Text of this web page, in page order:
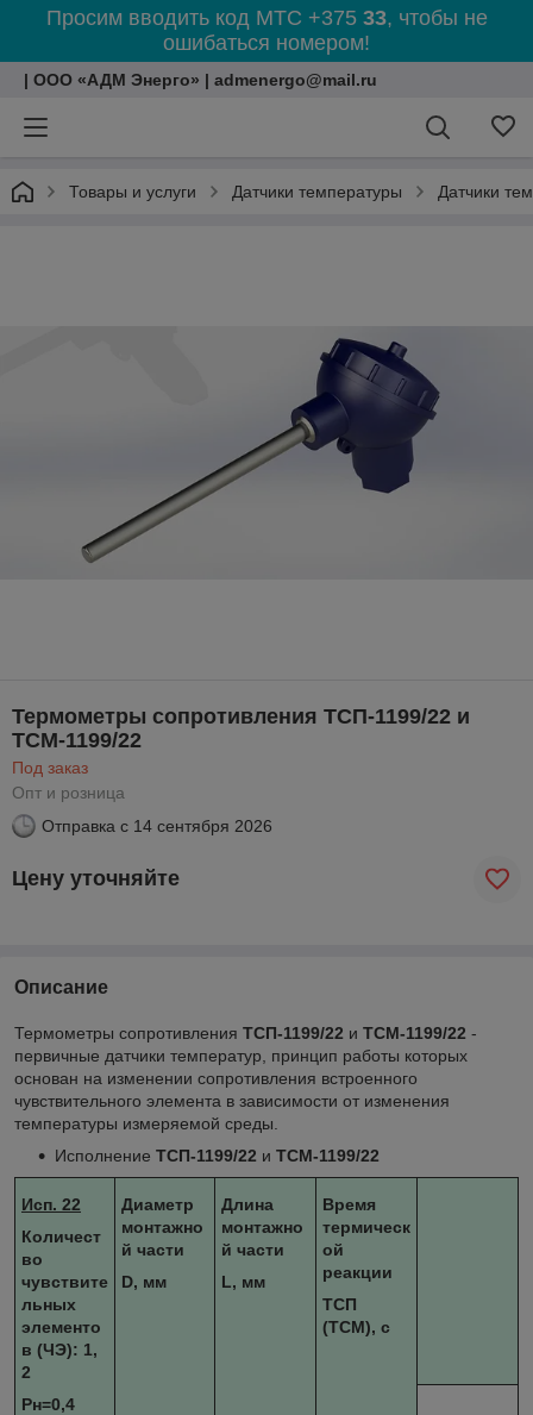
Просим вводить код МТС +375 33, чтобы не
ошибаться номером!
| ООО «АДМ Энерго» | admenergo@mail.ru
Товары и услуги Датчики температуры Датчики
Термометры сопротивления ТСП-1199/22 и
ТСМ-1199/22
Под заказ
Опт и розница
Отправка с 14 сентября 2026
Цену уточняйте
Описание
Термометры сопротивления ТСП-1199/22 и ТСМ-1199/22 -
первичные датчики температур, принцип работы которых
основан на изменении сопротивления встроенного
чувствительного элемента в зависимости от изменения
температуры измеряемой среды.
Исполнение ТСП-1199/22 и ТСМ-1199/22
Исп. 22
Количест
во
чувствите
льных
элементо
в (ЧЭ): 1,
2
Рн=0,4
Диаметр
монтажно
й части
D, мм
Длина
монтажно
й части
L, мм
Время
термическ
ой
реакции
ТСП
(ТСМ), с